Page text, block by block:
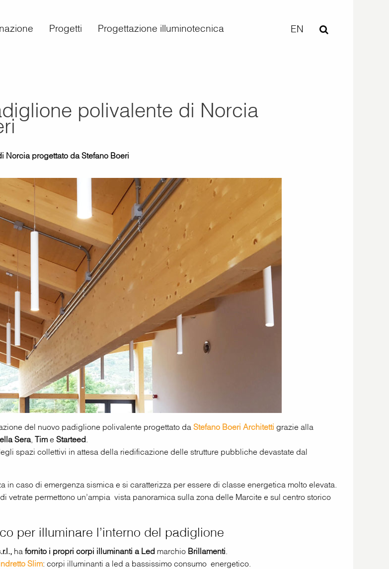
Progetti Progettazione illuminotecnica EN
polivalente di Norcia
progettato da Stefano Boeri
del nuovo padiglione polivalente progettato da Stefano Boeri Architetti grazie alla
Sera, Tim e Starteed
spazi collettivi in attesa della riedificazione delle strutture pubbliche devastate dal
caso di emergenza sismica e si caratterizza per essere di classe energetica molto elevata.
vetrate permettono un’ampia vista panoramica sulla zona delle Marcite e sul centro storico
per illuminare l’interno del padiglione
ha fornito i propri corpi illuminanti a Led marchio Brillamenti
Slim: corpi illuminanti a led a bassissimo consumo energetico.